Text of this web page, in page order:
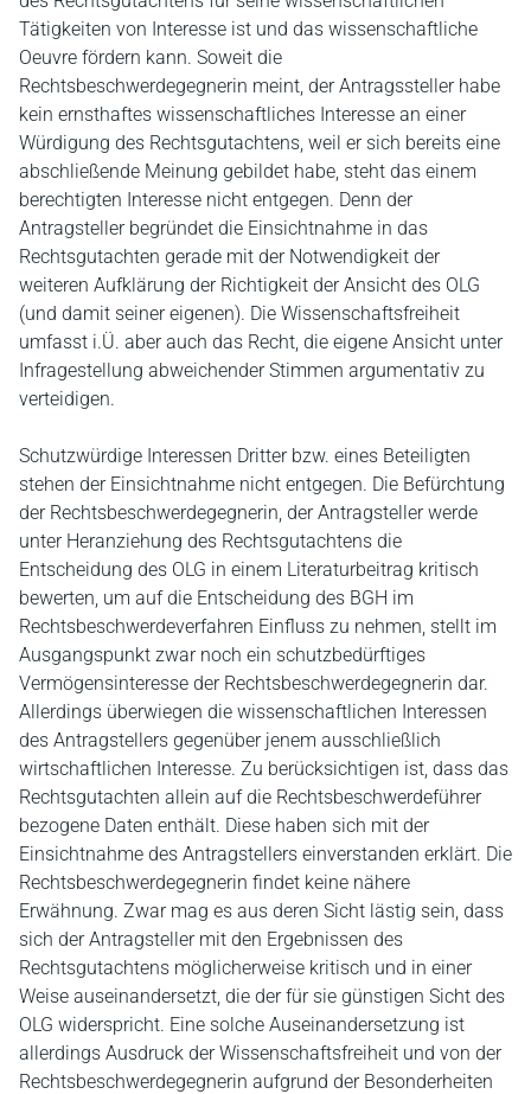
Tätigkeiten von Interesse ist und das wissenschaftliche
Oeuvre fördern kann. Soweit die
Rechtsbeschwerdegegnerin meint, der Antragssteller habe
kein ernsthaftes wissenschaftliches Interesse an einer
Würdigung des Rechtsgutachtens, weil er sich bereits eine
abschließende Meinung gebildet habe, steht das einem
berechtigten Interesse nicht entgegen. Denn der
Antragsteller begründet die Einsichtnahme in das
Rechtsgutachten gerade mit der Notwendigkeit der
weiteren Aufklärung der Richtigkeit der Ansicht des OLG
(und damit seiner eigenen). Die Wissenschaftsfreiheit
umfasst i.Ü. aber auch das Recht, die eigene Ansicht unter
Infragestellung abweichender Stimmen argumentativ zu
verteidigen.
Schutzwürdige Interessen Dritter bzw. eines Beteiligten
stehen der Einsichtnahme nicht entgegen. Die Befürchtung
der Rechtsbeschwerdegegnerin, der Antragsteller werde
unter Heranziehung des Rechtsgutachtens die
Entscheidung des OLG in einem Literaturbeitrag kritisch
bewerten, um auf die Entscheidung des BGH im
Rechtsbeschwerdeverfahren Einfluss zu nehmen, stellt im
Ausgangspunkt zwar noch ein schutzbedürftiges
Vermögensinteresse der Rechtsbeschwerdegegnerin dar.
Allerdings überwiegen die wissenschaftlichen Interessen
des Antragstellers gegenüber jenem ausschließlich
wirtschaftlichen Interesse. Zu berücksichtigen ist, dass das
Rechtsgutachten allein auf die Rechtsbeschwerdeführer
bezogene Daten enthält. Diese haben sich mit der
Einsichtnahme des Antragstellers einverstanden erklärt. Die
Rechtsbeschwerdegegnerin findet keine nähere
Erwähnung. Zwar mag es aus deren Sicht lästig sein, dass
sich der Antragsteller mit den Ergebnissen des
Rechtsgutachtens möglicherweise kritisch und in einer
Weise auseinandersetzt, die der für sie günstigen Sicht des
OLG widerspricht. Eine solche Auseinandersetzung ist
allerdings Ausdruck der Wissenschaftsfreiheit und von der
Rechtsbeschwerdegegnerin aufgrund der Besonderheiten